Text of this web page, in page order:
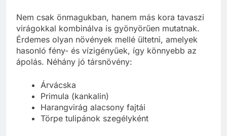
Nem csak önmagukban, hanem más kora tavaszi
virágokkal kombinálva is gyönyörűen mutatnak.
Érdemes olyan növények mellé ültetni, amelyek
hasonló fény- és vízigényűek, így könnyebb az
ápolás. Néhány jó társnövény:
Árvácska
Primula (kankalin)
Harangvirág alacsony fajtái
Törpe tulipánok szegélyként